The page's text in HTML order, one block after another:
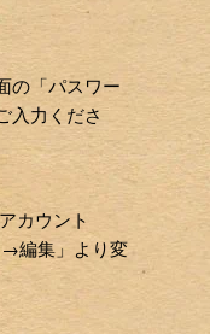
の「パスワー
入力くださ
カウント
編集」より変